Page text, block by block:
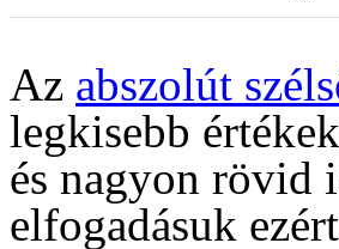
Az abszolút
legkisebb
és nagyon rövid
elfogadásuk